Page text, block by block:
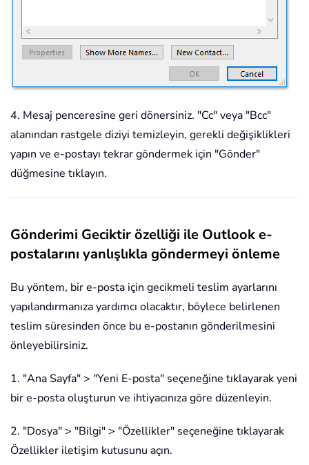
4. Mesaj penceresine geri dönersiniz. "Cc" veya "Bcc"
alanından rastgele diziyi temizleyin, gerekli değişiklikleri
yapın ve e-postayı tekrar göndermek için "Gönder"
düğmesine tıklayın.
Gönderimi Geciktir özelliği ile Outlook e-
postalarını yanlışlıkla göndermeyi önleme
Bu yöntem, bir e-posta için gecikmeli teslim ayarlarını
yapılandırmanıza yardımcı olacaktır, böylece belirlenen
teslim süresinden önce bu e-postanın gönderilmesini
önleyebilirsiniz.
1. "Ana Sayfa" > "Yeni E-posta" seçeneğine tıklayarak yeni
bir e-posta oluşturun ve ihtiyacınıza göre düzenleyin.
2. "Dosya" > "Bilgi" > "Özellikler" seçeneğine tıklayarak
Özellikler iletişim kutusunu açın.